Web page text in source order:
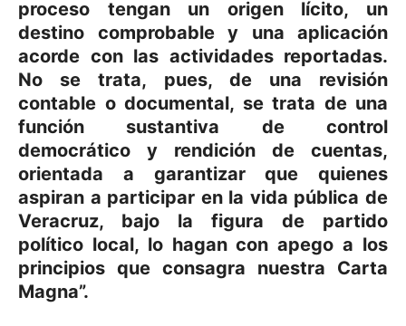
proceso tengan un origen lícito, un
destino comprobable y una aplicación
acorde con las actividades reportadas.
No se trata, pues, de una revisión
contable o documental, se trata de una
función sustantiva de control
democrático y rendición de cuentas,
orientada a garantizar que quienes
aspiran a participar en la vida pública de
Veracruz, bajo la figura de partido
político local, lo hagan con apego a los
principios que consagra nuestra Carta
Magna”.